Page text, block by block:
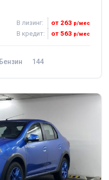
В лизинг: от 263 р/мес
В кредит: от 563 р/мес
Бензин 144